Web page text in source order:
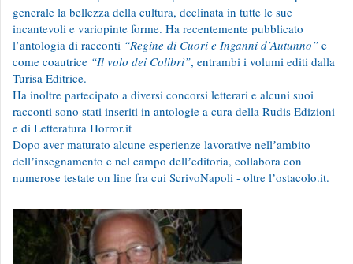
generale la bellezza della cultura, declinata in tutte le sue
incantevoli e variopinte forme. Ha recentemente pubblicato
l’antologia di racconti “Regine di Cuori e Inganni d’Autunno” e
come coautrice “Il volo dei Colibrì”, entrambi i volumi editi dalla
Turisa Editrice.
Ha inoltre partecipato a diversi concorsi letterari e alcuni suoi
racconti sono stati inseriti in antologie a cura della Rudis Edizioni
e di Letteratura Horror.it
Dopo aver maturato alcune esperienze lavorative nellʼambito
dellʼinsegnamento e nel campo dellʼeditoria, collabora con
numerose testate on line fra cui ScrivoNapoli - oltre lʼostacolo.it.